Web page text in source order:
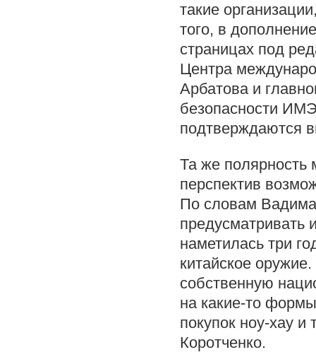
такие
того, в
страницах под
Центра
Арбатова и
безопасности
подтверждаются
Та же полярность
перспектив
По словам
предусматривать
наметилась три
китайское
собственную
на какие-то
покупок ноу-хау и
Коротченко.